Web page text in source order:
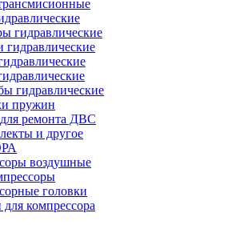
гидравлические
гидравлические
гидравлические
пружин
ремонта ДВС
и другое
воздушные
головки
для компрессора